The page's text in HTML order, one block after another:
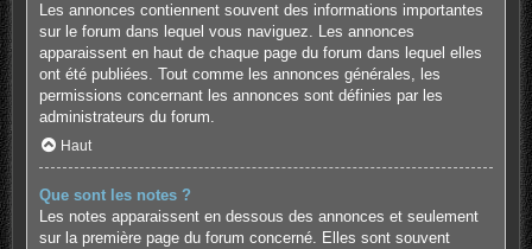
Les annonces contiennent souvent des informations importantes
sur le forum dans lequel vous naviguez. Les annonces
apparaissent en haut de chaque page du forum dans lequel elles
ont été publiées. Tout comme les annonces générales, les
permissions concernant les annonces sont définies par les
administrateurs du forum.
Haut
Que sont les notes ?
Les notes apparaissent en dessous des annonces et seulement
sur la première page du forum concerné. Elles sont souvent